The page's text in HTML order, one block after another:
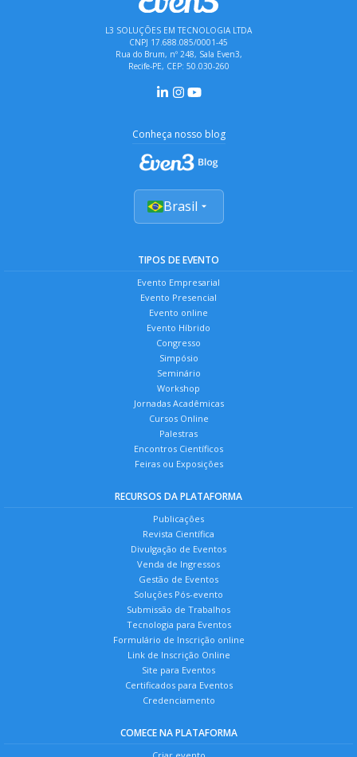
L3 SOLUÇÕES EM TECNOLOGIA LTDA
CNPJ 17.688.085/0001-45
Rua do Brum, nº 248, Sala Even3,
Recife-PE, CEP: 50.030-260
Conheça nosso blog
Brasil
TIPOS DE EVENTO
Evento Empresarial
Evento Presencial
Evento online
Evento Híbrido
Congresso
Simpósio
Seminário
Workshop
Jornadas Acadêmicas
Cursos Online
Palestras
Encontros Científicos
Feiras ou Exposições
RECURSOS DA PLATAFORMA
Publicações
Revista Científica
Divulgação de Eventos
Venda de Ingressos
Gestão de Eventos
Soluções Pós-evento
Submissão de Trabalhos
Tecnologia para Eventos
Formulário de Inscrição online
Link de Inscrição Online
Site para Eventos
Certificados para Eventos
Credenciamento
COMECE NA PLATAFORMA